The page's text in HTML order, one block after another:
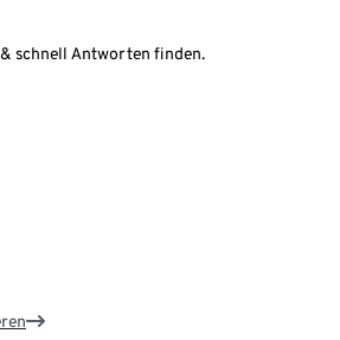
schnell Antworten finden.